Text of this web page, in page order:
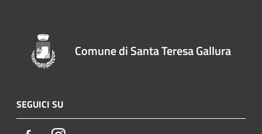
Comune di Santa Teresa Gallura
SEGUICI SU